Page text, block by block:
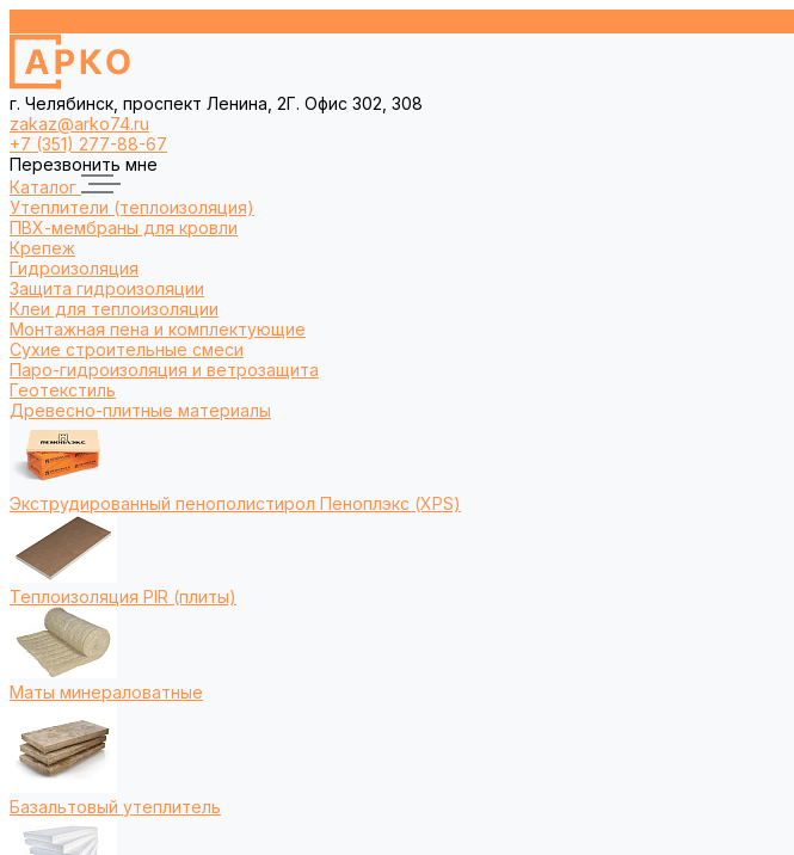
г. Челябинск, проспект Ленина, 2Г. Офис 302, 308
zakaz@arko74.ru
+7 (351) 277-88-67
Перезвонить мне
Каталог
Утеплители (теплоизоляция)
ПВХ-мембраны для кровли
Крепеж
Гидроизоляция
Защита гидроизоляции
Клеи для теплоизоляции
Монтажная пена и комплектующие
Сухие строительные смеси
Паро-гидроизоляция и ветрозащита
Геотекстиль
Древесно-плитные материалы
Экструдированный пенополистирол Пеноплэкс (XPS)
Теплоизоляция PIR (плиты)
Маты минераловатные
Базальтовый утеплитель